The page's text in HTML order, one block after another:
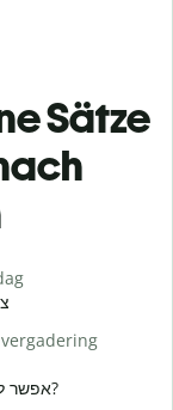
Sätze
אפשר לקבוע פגישה?